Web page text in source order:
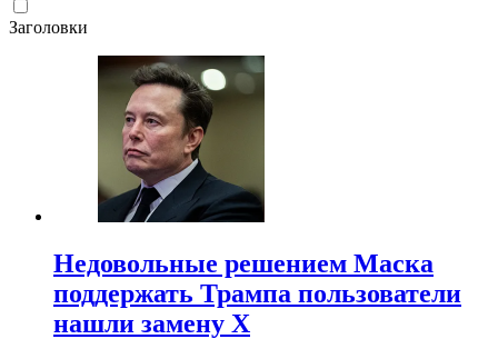
Заголовки
Недовольные решением Маска
поддержать Трампа пользователи
нашли замену X